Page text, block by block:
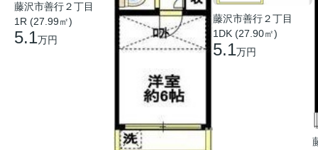
藤沢市善行２丁目
1R (27.99㎡)
5.1万円
藤沢市善行２丁目
1DK (27.90㎡)
5.1万円